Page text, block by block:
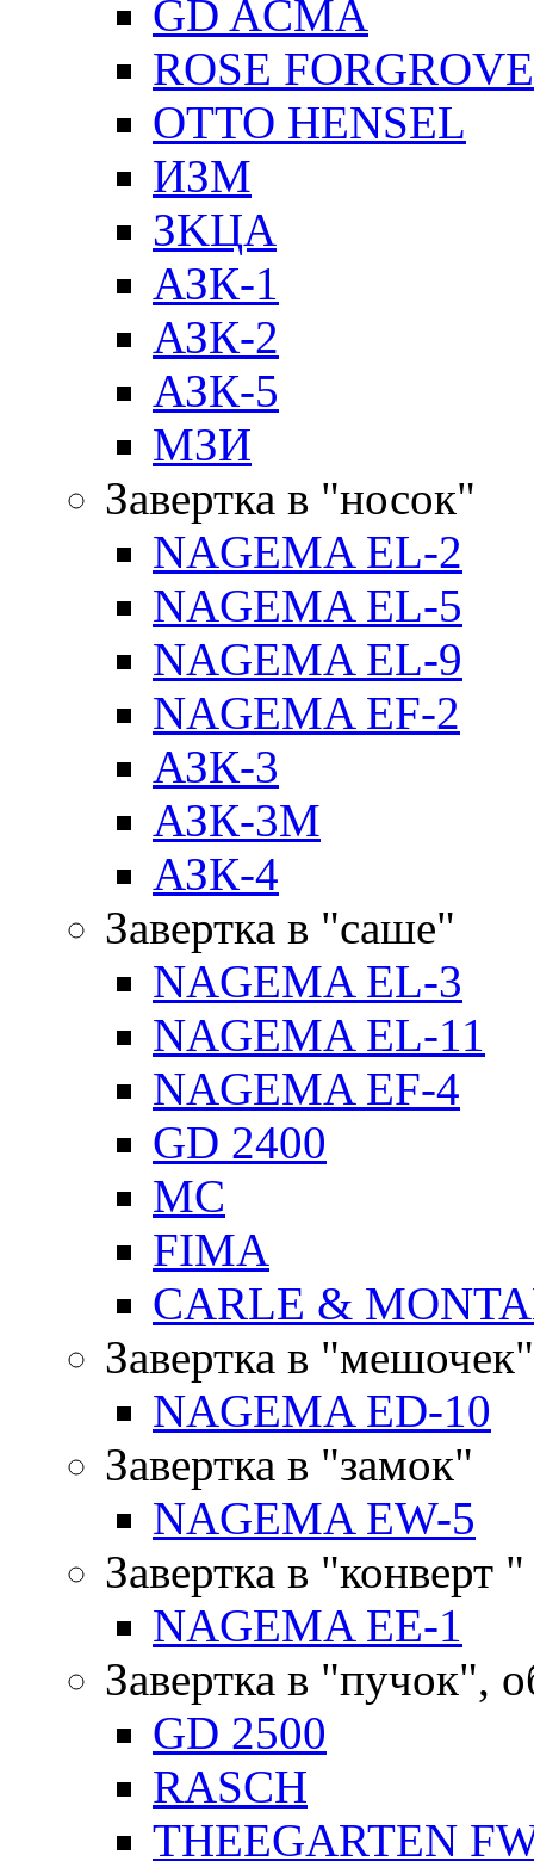
GD ACMA
ROSE FORGROVE
OTTO HENSEL
ИЗМ
ЗKЦA
АЗК-1
АЗК-2
АЗК-5
МЗИ
Завертка в "носок"
NAGEMA EL-2
NAGEMA EL-5
NAGEMA EL-9
NAGEMA EF-2
АЗК-3
АЗК-3М
АЗК-4
Завертка в "саше"
NAGEMA EL-3
NAGEMA EL-11
NAGEMA EF-4
GD 2400
MC
FIMA
CARLE &
Завертка в "мешочек"
NAGEMA ED-10
Завертка в "замок"
NAGEMA EW-5
Завертка в "конверт "
NAGEMA EE-1
Завертка в "пучок",
GD 2500
RASCH
THEEGARTEN